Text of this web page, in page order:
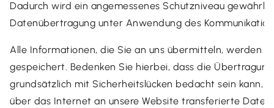
Dadurch wird ein angemessenes Schutzniveau
Datenübertragung unter Anwendung des
Alle Informationen, die Sie an uns übermitteln, werden
gespeichert. Bedenken Sie hierbei, dass die
grundsätzlich mit Sicherheitslücken bedacht sein kann,
über das Internet an unsere Website transferierte